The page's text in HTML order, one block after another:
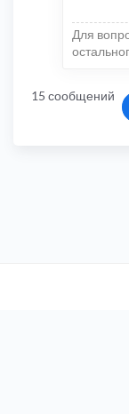
Для
15 сообщений